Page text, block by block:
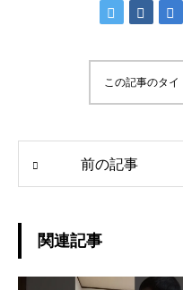
この記事のタ
前の記事
関連記事